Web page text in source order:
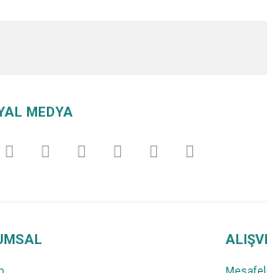
Ürün açıklamasında eksik bilgiler bulunuyor.
MEDYA